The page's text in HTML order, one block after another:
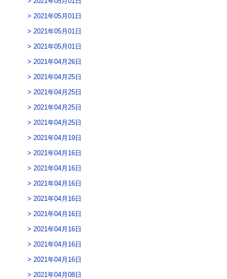
2021年05月01日
2021年05月01日
2021年05月01日
2021年04月26日
2021年04月25日
2021年04月25日
2021年04月25日
2021年04月25日
2021年04月19日
2021年04月16日
2021年04月16日
2021年04月16日
2021年04月16日
2021年04月16日
2021年04月16日
2021年04月16日
2021年04月16日
2021年04月08日